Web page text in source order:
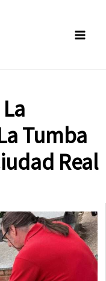
Tumba
Real